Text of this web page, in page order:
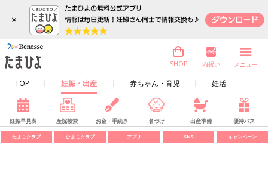
×
TOP 妊娠・出産 赤ちゃん・育児 妊活
SHOP 内祝い メニュー
妊娠早見表 産院検索 お金・手続き 名づけ 出産準備 優待パス
たまごクラブ ひよこクラブ アプリ SNS キャンペーン